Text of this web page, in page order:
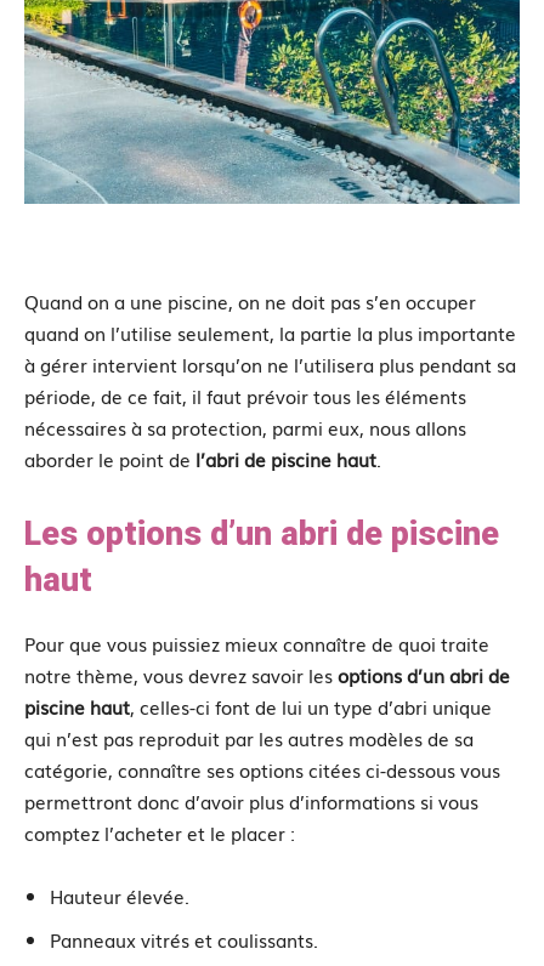
Quand on a une piscine, on ne doit pas s’en occuper
quand on l’utilise seulement, la partie la plus importante
à gérer intervient lorsqu’on ne l’utilisera plus pendant sa
période, de ce fait, il faut prévoir tous les éléments
nécessaires à sa protection, parmi eux, nous allons
aborder le point de l’abri de piscine haut.
Les options d’un abri de piscine
haut
Pour que vous puissiez mieux connaître de quoi traite
notre thème, vous devrez savoir lesoptions d’un abri de
piscine haut, celles-ci font de lui un type d’abri unique
qui n’est pas reproduit par les autres modèles de sa
catégorie, connaître ses options citées ci-dessous vous
permettront donc d’avoir plus d’informations si vous
comptez l’acheter et le placer :
Hauteur élevée.
Panneaux vitrés et coulissants.